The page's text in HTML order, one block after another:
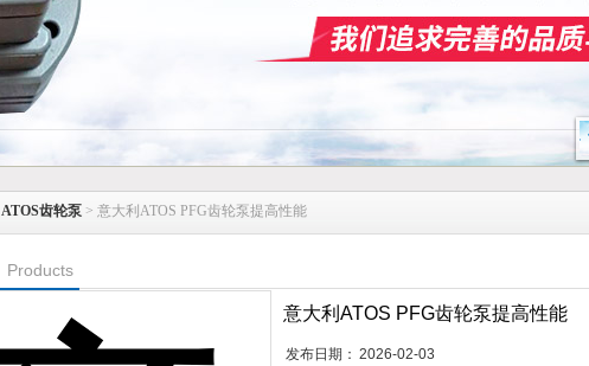
ATOS齿轮泵 > 意大利ATOS PFG齿轮泵提高性能
Products
意大利ATOS PFG齿轮泵提高性能
发布日期： 2026-02-03